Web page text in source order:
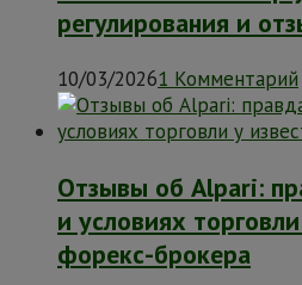
регулирования и
10/03/20261 Комментарий
Отзывы об Alpari:
и условиях
форекс-брокера